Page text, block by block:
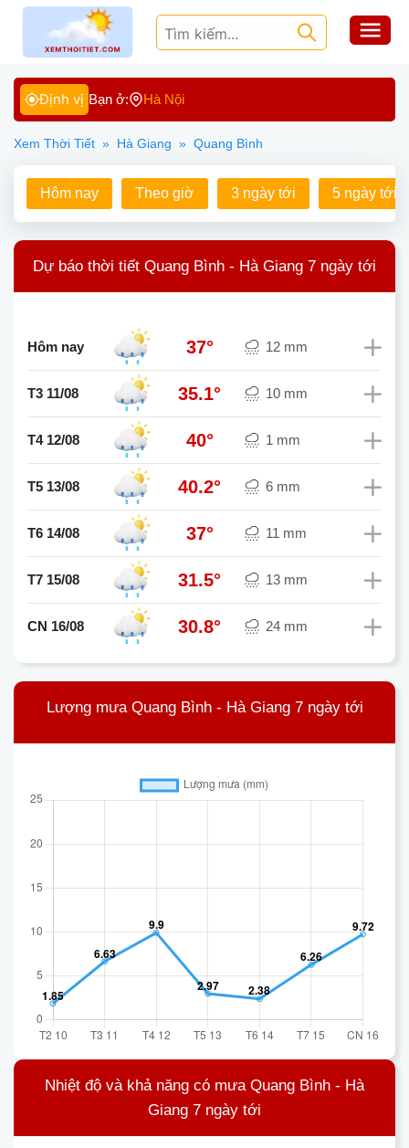
Định vị Bạn ở: Hà Nội
Xem Thời Tiết » Hà Giang » Quang Bình
Hôm nay Theo giờ 3 ngày tới 5 ngày tới
Dự báo thời tiết Quang Bình - Hà Giang 7 ngày tới
Hôm nay 37° 12 mm
T3 11/08 35.1° 10 mm
T4 12/08 40° 1 mm
T5 13/08 40.2° 6 mm
T6 14/08 37° 11 mm
T7 15/08 31.5° 13 mm
CN 16/08 30.8° 24 mm
Lượng mưa Quang Bình - Hà Giang 7 ngày tới
Nhiệt độ và khả năng có mưa Quang Bình - Hà
Giang 7 ngày tới